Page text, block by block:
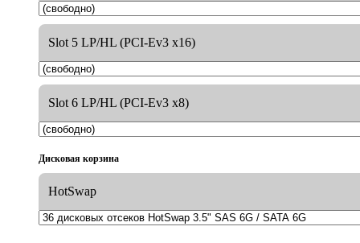
Slot 5 LP/HL (PCI-Ev3 x16)
Slot 6 LP/HL (PCI-Ev3 x8)
Дисковая корзина
HotSwap